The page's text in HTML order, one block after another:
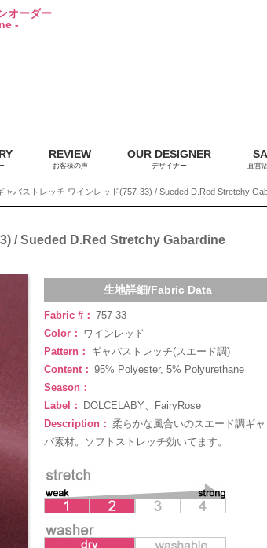
オーダー
-
REVIEW
お客様の声
OUR DESIGNER
デザイナー 直営
ャバストレッチ ワインレッド(757-33) / Sueded D.Red Stretchy
/ Sueded D.Red Stretchy Gabardine
生地詳細/Fabric Data
Fabric #： 757-33
Color： ワインレッド
Pattern： ギャバストレッチ(スエード調)
Content： 95% Polyester, 5% Polyurethane
Season：
Label：
DOLCELABY、FairyRose
Description： 柔らかな風合いのスエード調ギャ
バ素材。ソフトストレッチ効いてます。